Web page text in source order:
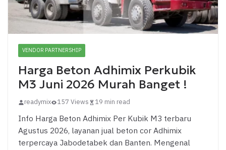
VENDOR PARTNERSHIP
Harga Beton Adhimix Perkubik
M3 Juni 2026 Murah Banget !
readymix 157 Views 19 min read
Info Harga Beton Adhimix Per Kubik M3 terbaru
Agustus 2026, layanan jual beton cor Adhimix
terpercaya Jabodetabek dan Banten. Mengenal